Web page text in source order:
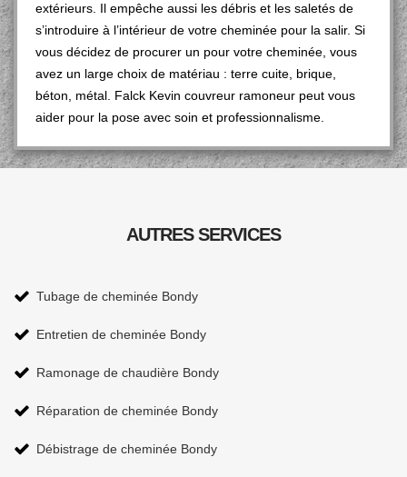
extérieurs. Il empêche aussi les débris et les saletés de
s’introduire à l’intérieur de votre cheminée pour la salir. Si
vous décidez de procurer un pour votre cheminée, vous
avez un large choix de matériau : terre cuite, brique,
béton, métal. Falck Kevin couvreur ramoneur peut vous
aider pour la pose avec soin et professionnalisme.
AUTRES SERVICES
Tubage de cheminée Bondy
Entretien de cheminée Bondy
Ramonage de chaudière Bondy
Réparation de cheminée Bondy
Débistrage de cheminée Bondy